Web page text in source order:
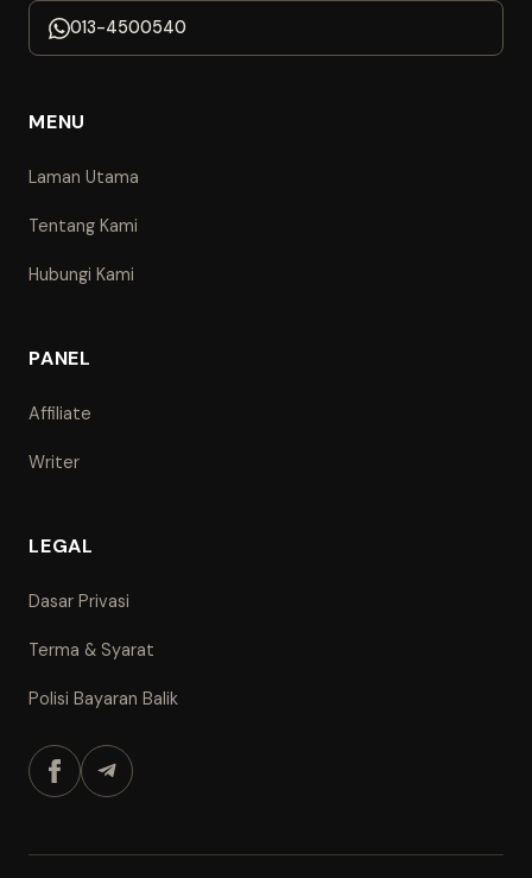
013-4500540
MENU
Laman Utama
Tentang Kami
Hubungi Kami
PANEL
Affiliate
Writer
LEGAL
Dasar Privasi
Terma & Syarat
Polisi Bayaran Balik